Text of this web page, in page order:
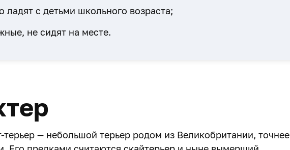
ладят с детьми школьного возраста;
не сидят на месте.
— небольшой терьер родом из Великобритании, точнее